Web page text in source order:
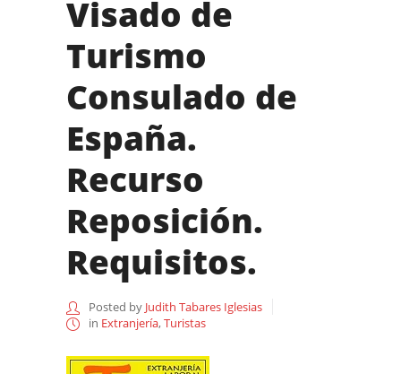
Visado de
Turismo
Consulado de
España.
Recurso
Reposición.
Requisitos.
Posted by Judith Tabares Iglesias
in Extranjería,Turistas